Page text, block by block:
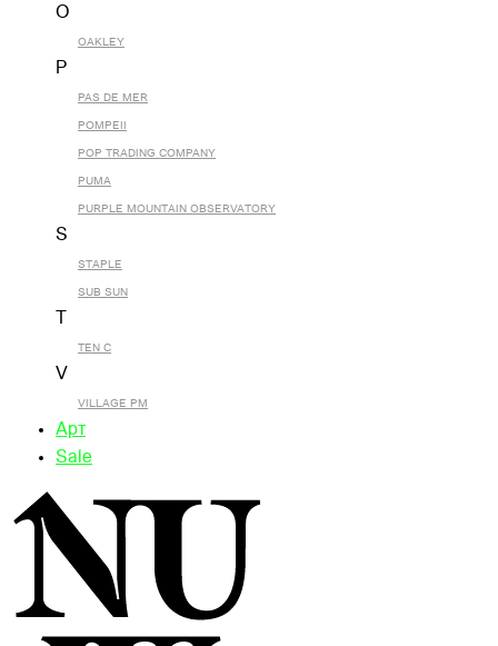
O
OAKLEY
P
PAS DE MER
POMPEII
POP TRADING COMPANY
PUMA
PURPLE MOUNTAIN OBSERVATORY
S
STAPLE
SUB SUN
TEN C
V
VILLAGE PM
Арт
Sale